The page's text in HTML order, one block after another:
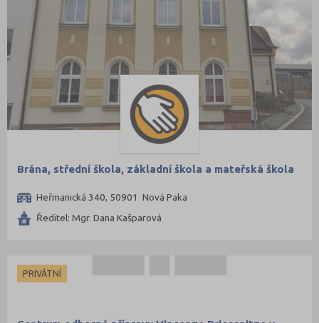
Brána, střední škola, základní škola a mateřská škola
Heřmanická 340, 50901 Nová Paka
Ředitel: Mgr. Dana Kašparová
PRIVÁTNÍ